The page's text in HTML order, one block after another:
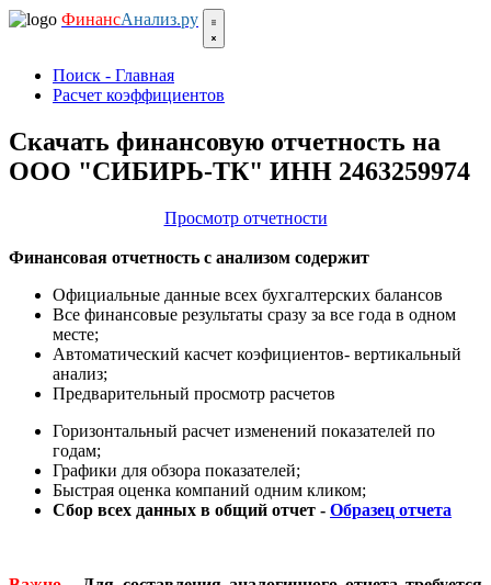
ФинансАнализ.ру
Поиск - Главная
Расчет коэффициентов
Скачать финансовую отчетность на
ООО "СИБИРЬ-ТК" ИНН 2463259974
Просмотр отчетности
Финансовая отчетность с анализом содержит
Официальные данные всех бухгалтерских балансов
Все финансовые результаты сразу за все года в одном
месте;
Автоматический касчет коэфициентов- вертикальный
анализ;
Предварительный просмотр расчетов
Горизонтальный расчет изменений показателей по
годам;
Графики для обзора показателей;
Быстрая оценка компаний одним кликом;
Сбор всех данных в общий отчет - Образец отчета